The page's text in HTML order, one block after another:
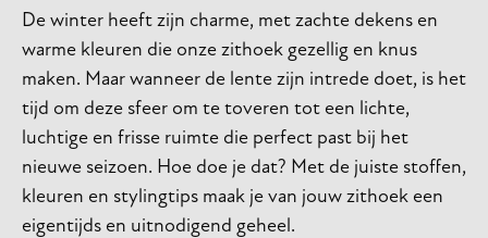
De winter heeft zijn charme, met zachte dekens en
warme kleuren die onze zithoek gezellig en knus
maken. Maar wanneer de lente zijn intrede doet, is het
tijd om deze sfeer om te toveren tot een lichte,
luchtige en frisse ruimte die perfect past bij het
nieuwe seizoen. Hoe doe je dat? Met de juiste stoffen,
kleuren en stylingtips maak je van jouw zithoek een
eigentijds en uitnodigend geheel.